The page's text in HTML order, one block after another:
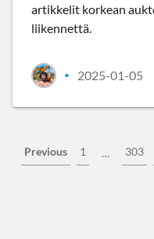
artikkelit korkean
liikennettä.
• 2025-01-05
Previous 1 … 303